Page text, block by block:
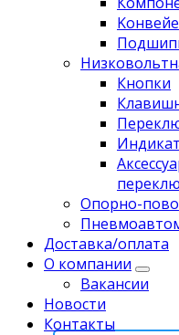
Кнопки
Опорно-
Доставка/оплата
О компании
Вакансии
Новости
Контакты